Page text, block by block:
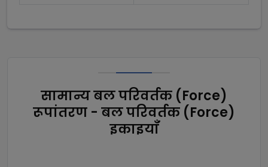
सामान्य बल परिवर्तक (Force)
रूपांतरण - बल परिवर्तक (Force)
इकाइयाँ